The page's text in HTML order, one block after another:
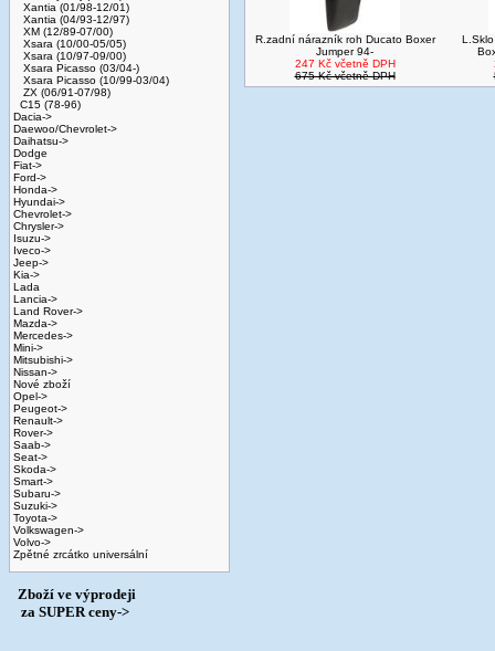
Xantia (01/98-12/01)
Xantia (04/93-12/97)
XM (12/89-07/00)
Xsara (10/00-05/05)
Xsara (10/97-09/00)
Xsara Picasso (03/04-)
Xsara Picasso (10/99-03/04)
ZX (06/91-07/98)
C15 (78-96)
Dacia->
Daewoo/Chevrolet->
Daihatsu->
Dodge
Fiat->
Ford->
Honda->
Hyundai->
Chevrolet->
Chrysler->
Isuzu->
Iveco->
Jeep->
Kia->
Lada
Lancia->
Land Rover->
Mazda->
Mercedes->
Mini->
Mitsubishi->
Nissan->
Nové zboží
Opel->
Peugeot->
Renault->
Rover->
Saab->
Seat->
Skoda->
Smart->
Subaru->
Suzuki->
Toyota->
Volkswagen->
Volvo->
Zpětné zrcátko universální
Zboží ve výprodeji
­ za SUPER ceny->
R.zadní nárazník roh Ducato Boxer
Jumper 94-
247 Kč včetně DPH
675 Kč včetně DPH